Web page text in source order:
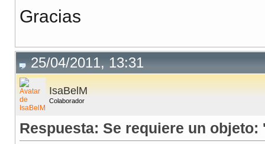
Gracias
25/04/2011, 13:31
IsaBelM
Colaborador
Respuesta: Se requiere un objeto: